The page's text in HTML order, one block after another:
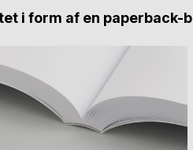
i form af en paperback-